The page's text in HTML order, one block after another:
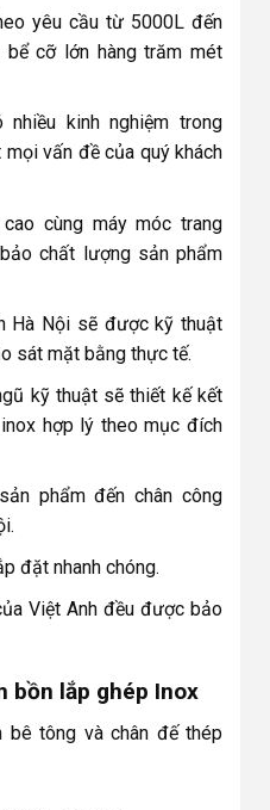
yêu cầu từ 5000L đến
cỡ lớn hàng trăm mét
kinh nghiệm trong
vấn đề của quý khách
cùng máy móc trang
chất lượng sản phẩm
Hà Nội sẽ được kỹ thuật
sát mặt bằng thực tế.
kỹ thuật sẽ thiết kế kết
hợp lý theo mục đích
phẩm đến chân công
đặt nhanh chóng.
Việt Anh đều được bảo
bồn lắp ghép Inox
bê tông và chân đế thép